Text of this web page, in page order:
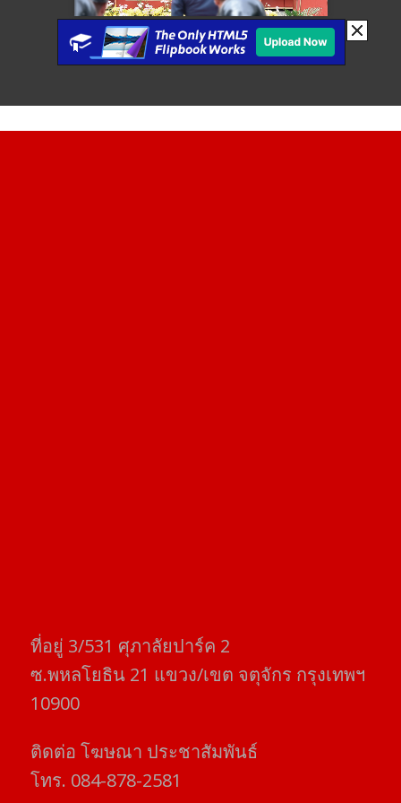
ที่อยู่​ 3/531​ ศุภาลัยปาร์ค​ 2
ซ.พหลโยธิน​ 21​ แขวง/เขต​ จตุจักร​ กรุงเทพฯ
10900
ติดต่อ​ โฆษณา​ ประชาสัมพันธ์
โทร​. 084-878-2581